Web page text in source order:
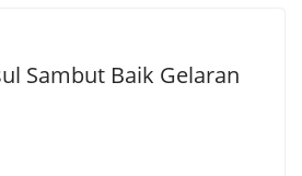
Sambut Baik Gelaran